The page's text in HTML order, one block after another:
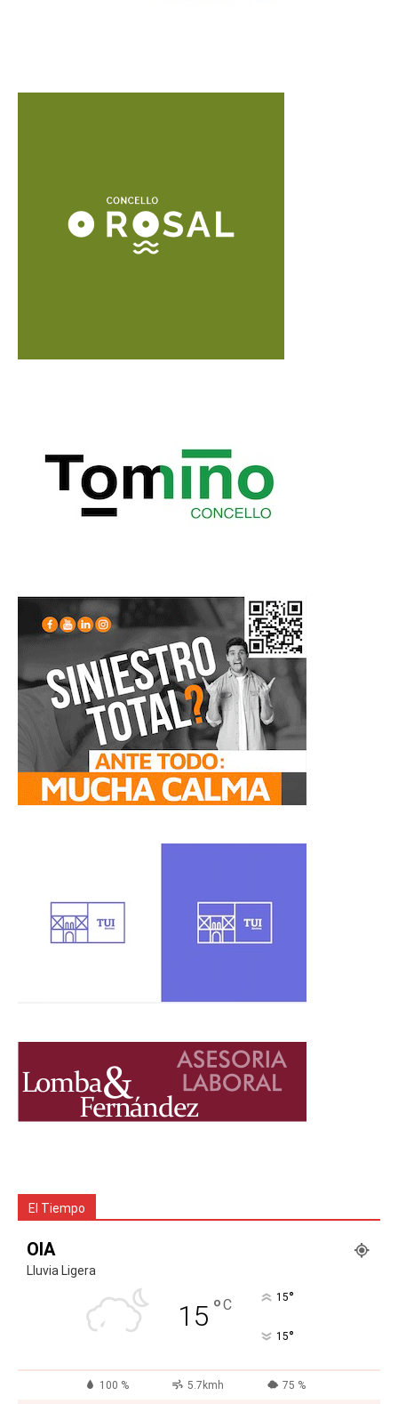
El Tiempo
OIA
Lluvia Ligera
15 °C 15°
15°
100 % 5.7kmh 75 %